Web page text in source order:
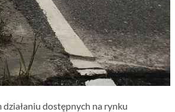
dostępnych na rynku